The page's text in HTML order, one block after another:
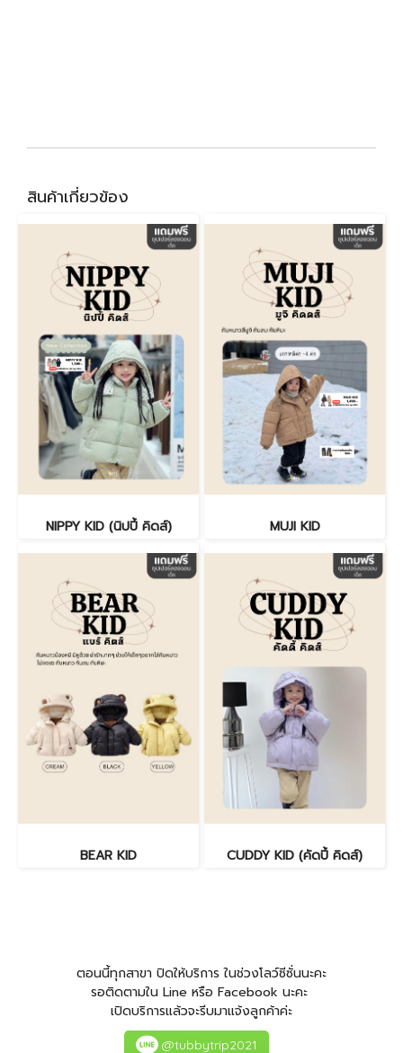
สินค้าเกี่ยวข้อง
NIPPY KID (นิปปี้ คิดส์) MUJI KID
BEAR KID CUDDY KID (คัดปี้ คิดส์)
ตอนนี้ทุกสาขา ปิดให้บริการ ในช่วงโลว์ซีซั่นนะคะ
รอติดตามใน Line หรือ Facebook นะคะ
เปิดบริการแล้วจะรีบมาแจ้งลูกค้าค่ะ
@tubbytrip2021